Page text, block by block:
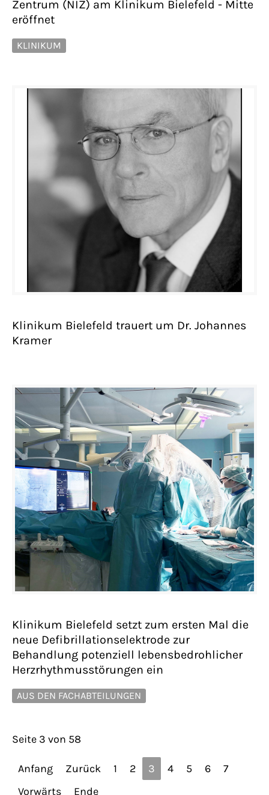
Zentrum (NIZ) am Klinikum Bielefeld - Mitte
eröffnet
KLINIKUM
Klinikum Bielefeld trauert um Dr. Johannes
Kramer
Klinikum Bielefeld setzt zum ersten Mal die
neue Defibrillationselektrode zur
Behandlung potenziell lebensbedrohlicher
Herzrhythmusstörungen ein
AUS DEN FACHABTEILUNGEN
Seite 3 von 58
Anfang Zurück 1 2 3 4 5 6
7
Vorwärts
Ende